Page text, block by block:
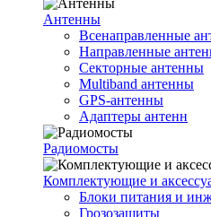
Антенны
Всенаправленные
Направленные
Секторные антенны
Multiband антенны
GPS-антенны
Адаптеры антенн
Радиомосты
Комплектующие и
Блоки питания и
Грозозащиты